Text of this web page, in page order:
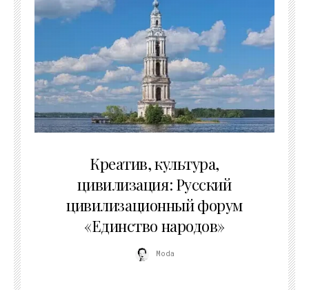
Креатив, культура,
цивилизация: Русский
цивилизационный форум
«Единство народов»
Moda